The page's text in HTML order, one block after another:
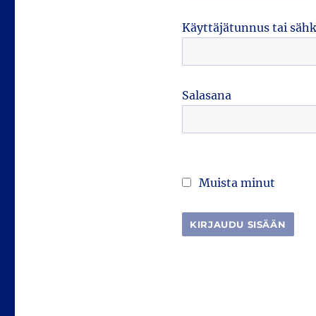
Käyttäjätunnus tai
Salasana
Muista minut